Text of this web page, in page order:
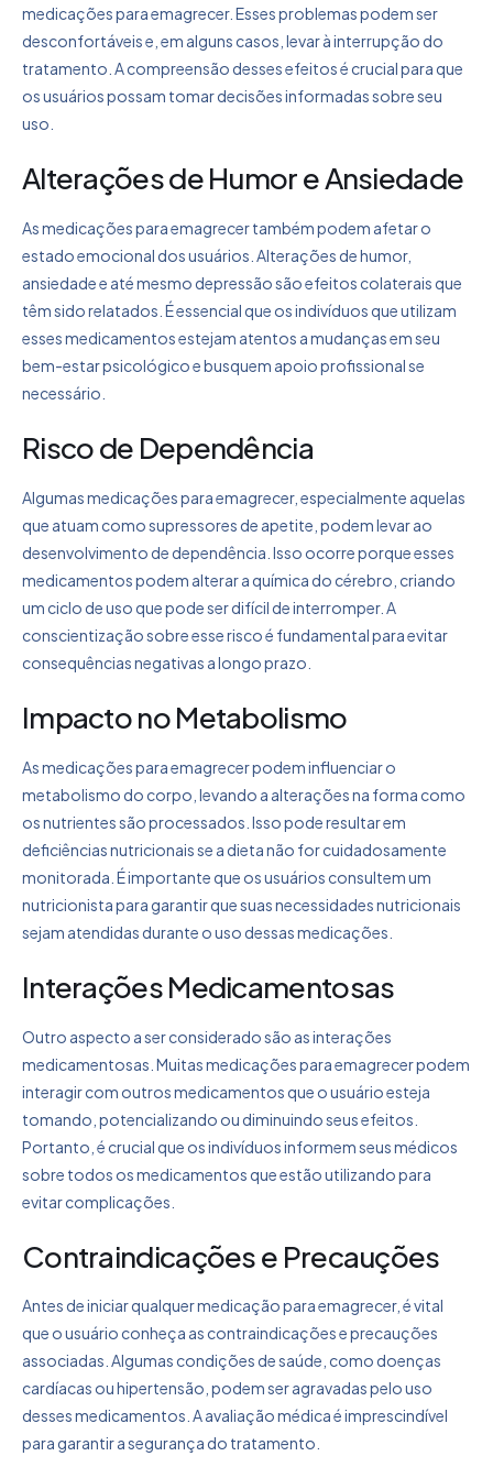
medicações para emagrecer. Esses problemas podem ser
desconfortáveis e, em alguns casos, levar à interrupção do
tratamento. A compreensão desses efeitos é crucial para que
os usuários possam tomar decisões informadas sobre seu
uso.
Alterações de Humor e Ansiedade
As medicações para emagrecer também podem afetar o
estado emocional dos usuários. Alterações de humor,
ansiedade e até mesmo depressão são efeitos colaterais que
têm sido relatados. É essencial que os indivíduos que utilizam
esses medicamentos estejam atentos a mudanças em seu
bem-estar psicológico e busquem apoio profissional se
necessário.
Risco de Dependência
Algumas medicações para emagrecer, especialmente aquelas
que atuam como supressores de apetite, podem levar ao
desenvolvimento de dependência. Isso ocorre porque esses
medicamentos podem alterar a química do cérebro, criando
um ciclo de uso que pode ser difícil de interromper. A
conscientização sobre esse risco é fundamental para evitar
consequências negativas a longo prazo.
Impacto no Metabolismo
As medicações para emagrecer podem influenciar o
metabolismo do corpo, levando a alterações na forma como
os nutrientes são processados. Isso pode resultar em
deficiências nutricionais se a dieta não for cuidadosamente
monitorada. É importante que os usuários consultem um
nutricionista para garantir que suas necessidades nutricionais
sejam atendidas durante o uso dessas medicações.
Interações Medicamentosas
Outro aspecto a ser considerado são as interações
medicamentosas. Muitas medicações para emagrecer podem
interagir com outros medicamentos que o usuário esteja
tomando, potencializando ou diminuindo seus efeitos.
Portanto, é crucial que os indivíduos informem seus médicos
sobre todos os medicamentos que estão utilizando para
evitar complicações.
Contraindicações e Precauções
Antes de iniciar qualquer medicação para emagrecer, é vital
que o usuário conheça as contraindicações e precauções
associadas. Algumas condições de saúde, como doenças
cardíacas ou hipertensão, podem ser agravadas pelo uso
desses medicamentos. A avaliação médica é imprescindível
para garantir a segurança do tratamento.